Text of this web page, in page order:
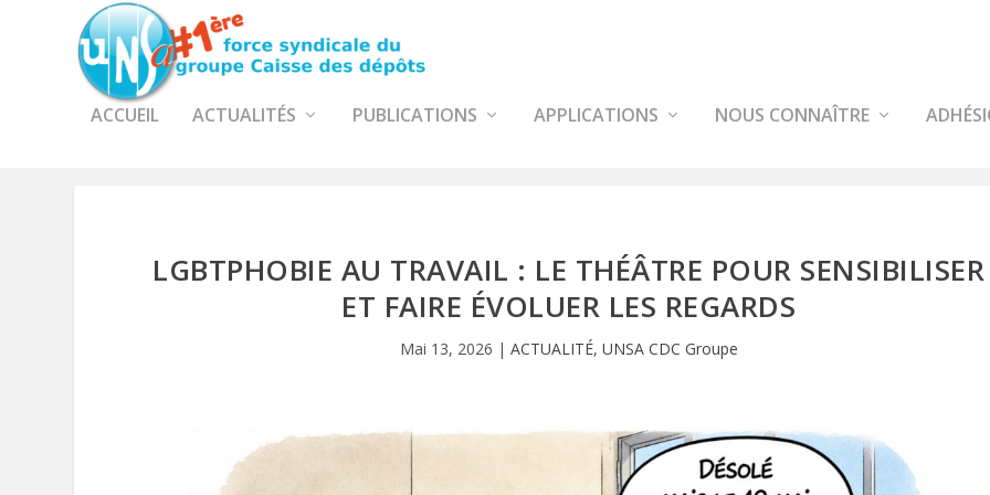
ACCUEIL ACTUALITÉS PUBLICATIONS APPLICATIONS NOUS CONNAÎTRE
LGBTPHOBIE AU TRAVAIL : LE THÉÂTRE POUR SENSIBILISER
ET FAIRE ÉVOLUER LES REGARDS
Mai 13, 2026 | ACTUALITÉ, UNSA CDC Groupe